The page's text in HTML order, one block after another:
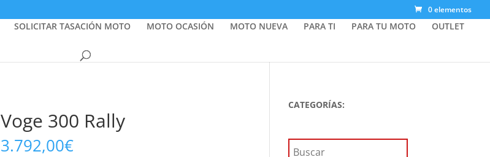
0 elementos
SOLICITAR TASACIÓN MOTO MOTO OCASIÓN MOTO NUEVA PARA TI PARA TU MOTO OUTLET
Voge 300 Rally
3.792,00€
CATEGORÍAS: